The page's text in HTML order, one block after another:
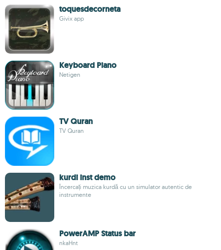
toquesdecorneta
Givix app
Keyboard Piano
Netigen
TV Quran
TV Quran
kurdi inst demo
Încercați muzica kurdă cu un simulator autentic de
instrumente
PowerAMP Status bar
nkaHnt